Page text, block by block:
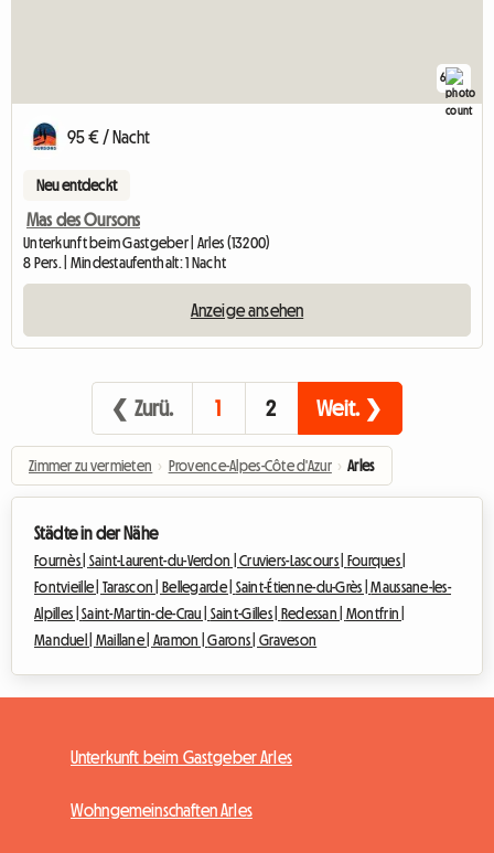
6
95 € / Nacht
Neu entdeckt
Mas des Oursons
Unterkunft beim Gastgeber | Arles (13200)
8 Pers. | Mindestaufenthalt: 1 Nacht
Anzeige ansehen
❮ Zurü. 1 2 Weit. ❯
Zimmer zu vermieten › Provence-Alpes-Côte d'Azur › Arles
Städte in der Nähe
Fournès | Saint-Laurent-du-Verdon |Cruviers-Lascours |
Fourques |
Fontvieille | Tarascon | Bellegarde | Saint-Étienne-du-Grès |Maussane-les-
Alpilles |Saint-Martin-de-Crau | Saint-Gilles | Redessan | Montfrin |
Manduel | Maillane | Aramon |Garons | Graveson
Unterkunft beim Gastgeber Arles
Wohngemeinschaften Arles